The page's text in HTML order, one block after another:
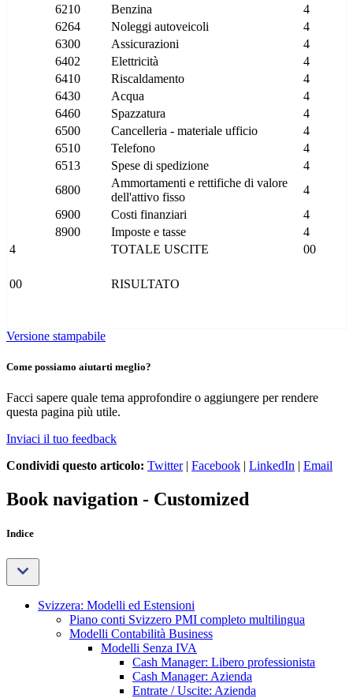
6210
Benzina
4
6264
Noleggi autoveicoli
4
6300
Assicurazioni
4
6402
Elettricità
4
6410
Riscaldamento
4
6430
Acqua
4
6460
Spazzatura
4
6500
Cancelleria - materiale ufficio
4
6510
Telefono
4
6513
Spese di spedizione
4
6800
Ammortamenti e rettifiche di valore
dell'attivo fisso
4
6900
Costi finanziari
4
8900
Imposte e tasse
4
4
TOTALE USCITE 00
00 RISULTATO
Versione stampabile
Come possiamo aiutarti meglio?
Facci sapere quale tema approfondire o aggiungere per rendere
questa pagina più utile.
Inviaci il tuo feedback
Condividi questo articolo: Twitter| Facebook | LinkedIn | Email
Book navigation - Customized
Indice
Svizzera: Modelli ed Estensioni
Piano conti Svizzero PMI completo multilingua
Modelli Contabilità Business
Modelli Senza IVA
Cash Manager: Libero professionista
Cash Manager: Azienda
Entrate / Uscite: Azienda